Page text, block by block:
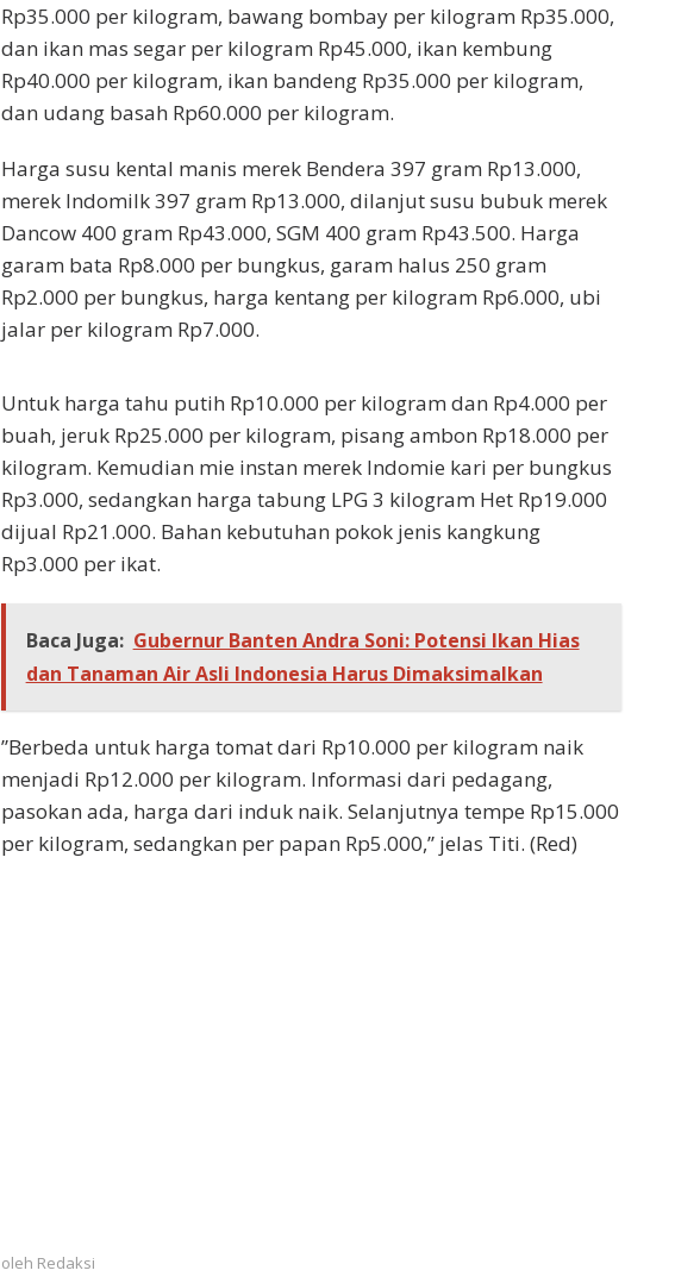
Rp35.000 per kilogram, bawang bombay per kilogram Rp35.000,
dan ikan mas segar per kilogram Rp45.000, ikan kembung
Rp40.000 per kilogram, ikan bandeng Rp35.000 per kilogram,
dan udang basah Rp60.000 per kilogram.
Harga susu kental manis merek Bendera 397 gram Rp13.000,
merek Indomilk 397 gram Rp13.000, dilanjut susu bubuk merek
Dancow 400 gram Rp43.000, SGM 400 gram Rp43.500. Harga
garam bata Rp8.000 per bungkus, garam halus 250 gram
Rp2.000 per bungkus, harga kentang per kilogram Rp6.000, ubi
jalar per kilogram Rp7.000.
Untuk harga tahu putih Rp10.000 per kilogram dan Rp4.000 per
buah, jeruk Rp25.000 per kilogram, pisang ambon Rp18.000 per
kilogram. Kemudian mie instan merek Indomie kari per bungkus
Rp3.000, sedangkan harga tabung LPG 3 kilogram Het Rp19.000
dijual Rp21.000. Bahan kebutuhan pokok jenis kangkung
Rp3.000 per ikat.
Baca Juga: Gubernur Banten Andra Soni: Potensi Ikan Hias
dan Tanaman Air Asli Indonesia Harus Dimaksimalkan
”Berbeda untuk harga tomat dari Rp10.000 per kilogram naik
menjadi Rp12.000 per kilogram. Informasi dari pedagang,
pasokan ada, harga dari induk naik. Selanjutnya tempe Rp15.000
per kilogram, sedangkan per papan Rp5.000,” jelas Titi. (Red)
oleh Redaksi